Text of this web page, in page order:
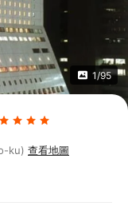
1/95
ku) 查看地圖